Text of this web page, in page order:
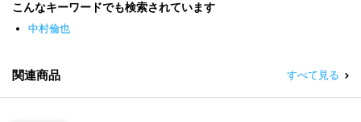
こんなキーワードでも検索されています
中村倫也
関連商品 すべて見る